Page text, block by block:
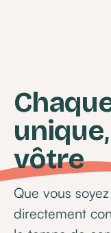
unique
vôtre
Que vous
directement